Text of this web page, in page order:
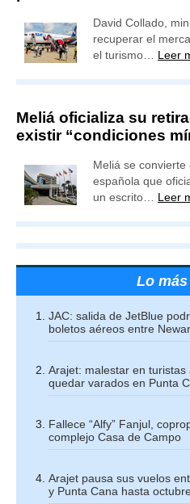
David Collado,
recuperar el
el turismo… Leer
Meliá oficializa su
existir “condiciones
Meliá se
española que
un escrito… Leer
Lo
JAC: salida de JetBlue
boletos aéreos entre
Arajet: malestar en turistas
quedar varados en Punta
Fallece “Alfy” Fanjul,
complejo Casa de Campo
Arajet pausa sus vuelos
y Punta Cana hasta